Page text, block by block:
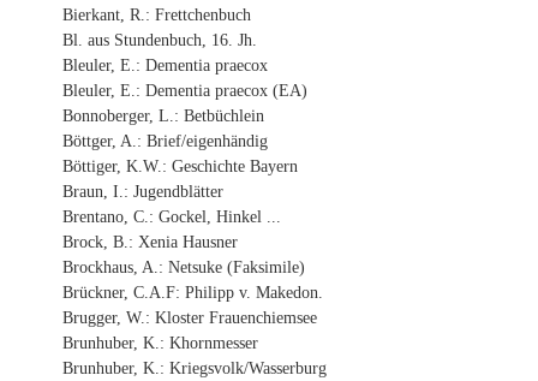
Bierkant, R.: Frettchenbuch
Bl. aus Stundenbuch, 16. Jh.
Bleuler, E.: Dementia praecox
Bleuler, E.: Dementia praecox (EA)
Bonnoberger, L.: Betbüchlein
Böttger, A.: Brief/eigenhändig
Böttiger, K.W.: Geschichte Bayern
Braun, I.: Jugendblätter
Brentano, C.: Gockel, Hinkel ...
Brock, B.: Xenia Hausner
Brockhaus, A.: Netsuke (Faksimile)
Brückner, C.A.F: Philipp v. Makedon.
Brugger, W.: Kloster Frauenchiemsee
Brunhuber, K.: Khornmesser
Brunhuber, K.: Kriegsvolk/Wasserburg